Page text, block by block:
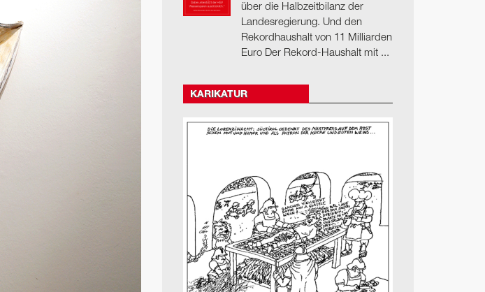
über die Halbzeitbilanz der
Landesregierung. Und den
Rekordhaushalt von 11 Milliarden
Euro Der Rekord-Haushalt mit ...
KARIKATUR